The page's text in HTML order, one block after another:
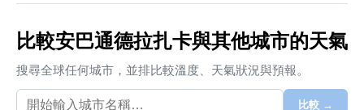
比較安巴通德拉扎卡與其他城市的天氣
搜尋全球任何城市，並排比較溫度、天氣狀況與預報。
比較 →